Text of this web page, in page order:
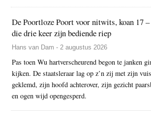
De Poortloze Poort voor nitwits, koan 17
die drie keer zijn bediende riep
Hans van Dam - 2 augustus 2026
Pas toen Wu hartverscheurend begon te janken
kijken. De staatsleraar lag op z’n zij met zijn
geklemd, zijn hoofd achterover, zijn gezicht
en ogen wijd opengesperd.